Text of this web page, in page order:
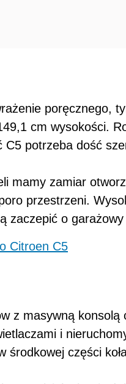
poręcznego,
cm wysokości.
potrzeba dość
mamy zamiar
przestrzeni.
zaczepić o
Citroen C5
z masywną konsolą
i
środkowej części